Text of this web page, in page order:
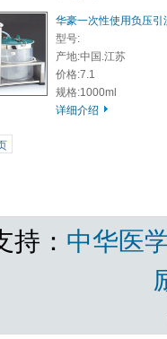
华豪一次性使用负压引
型号:
产地:中国.江苏
价格:7.1
规格:1000ml
详细介绍
持： 中华医